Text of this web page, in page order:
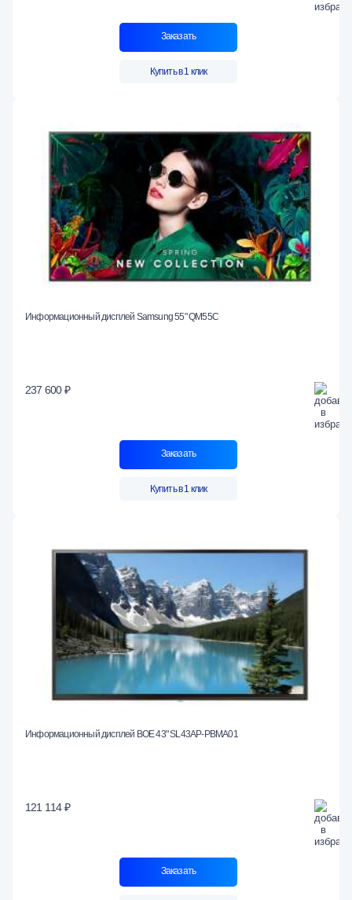
Заказать
Купить в 1 клик
Информационный дисплей Samsung 55" QM55C
237 600 ₽
Заказать
Купить в 1 клик
Информационный дисплей BOE 43" SL43AP-PBMA01
121 114 ₽
Заказать